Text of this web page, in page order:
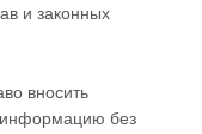
и законных
вносить
без